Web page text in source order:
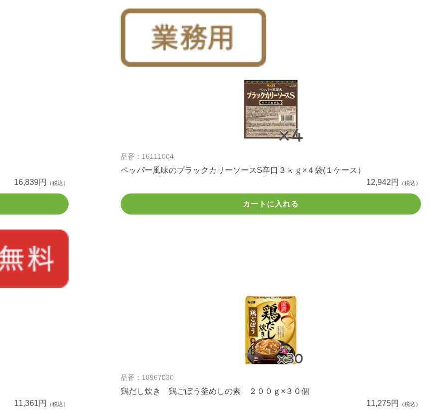
16,839円
（税込）
品番：16111004
ペッパー風味のブラックカリーソースS辛口３ｋｇ×４袋(１ケース）
12,942円
（税込）
カートに入れる
11,361円
（税込）
品番：18967030
鶏だし炊き 鶏ごぼう釜めしの素 ２００ｇ×３０個
11,275円
（税込）